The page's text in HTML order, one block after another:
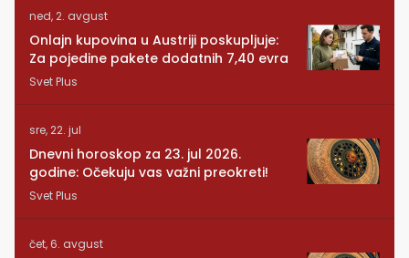
ned, 2. avgust
Onlajn kupovina u Austriji poskupljuje:
Za pojedine pakete dodatnih 7,40 evra
Svet Plus
sre, 22. jul
Dnevni horoskop za 23. jul 2026.
godine: Očekuju vas važni preokreti!
Svet Plus
čet, 6. avgust